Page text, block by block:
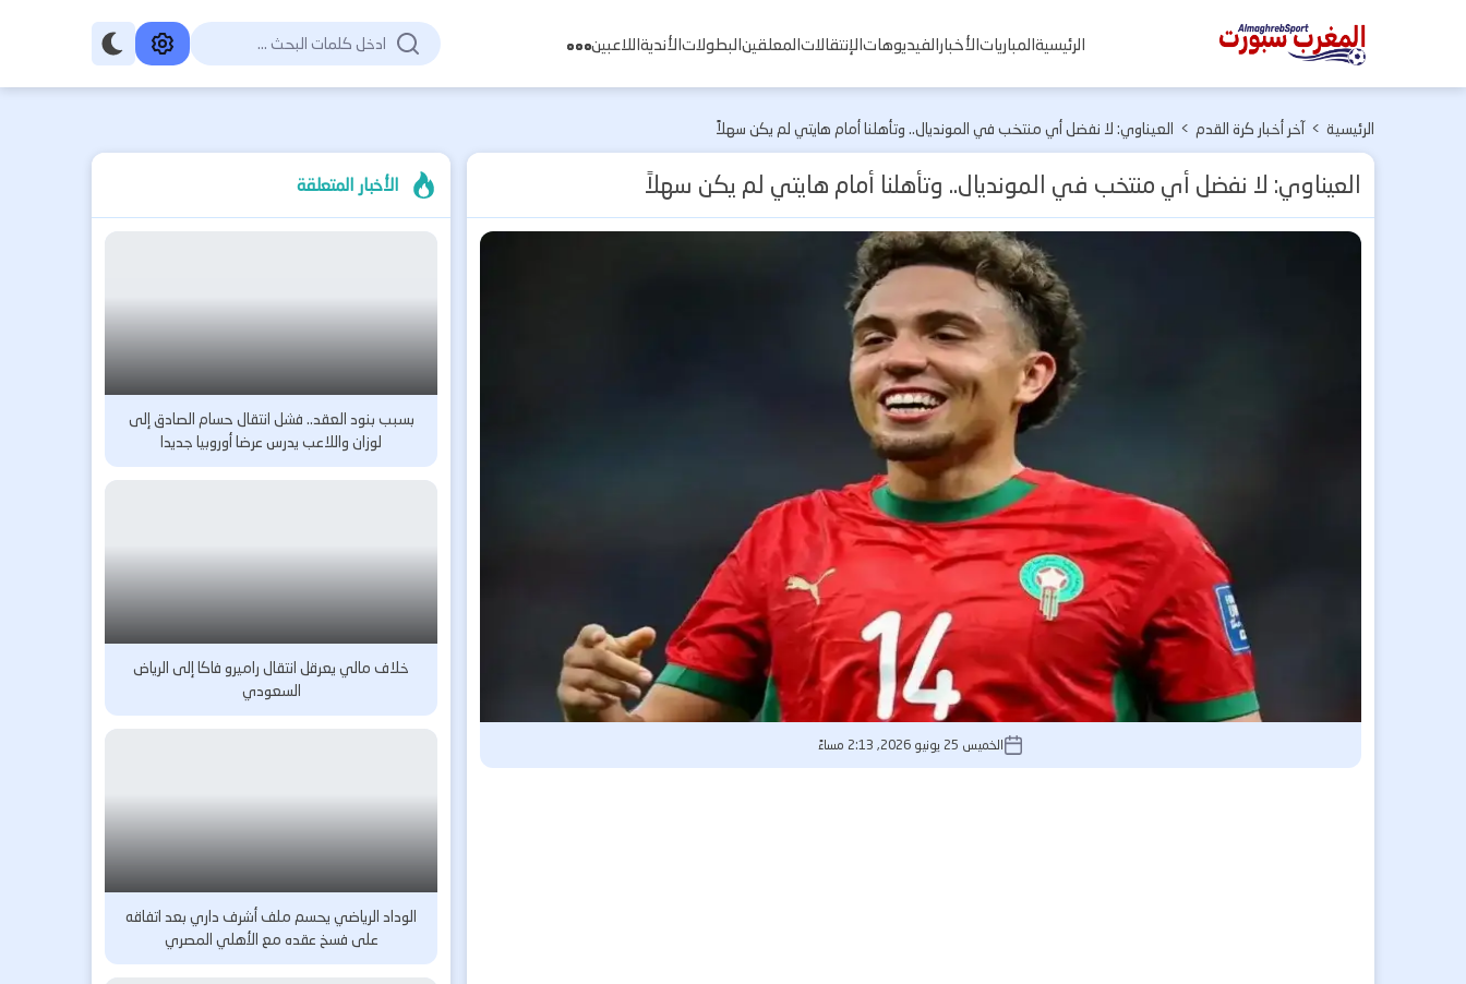
المغرب
الرئيسيةالمبارياتالأخبارالفيديوهاتالإنتقالاتالمعلقينالبطولاتالأنديةاللاعبين
الرئيسية > آخر أخبار كرة القدم > العيناوي: لا نفضل أي منتخب في المونديال.. وتأهلنا أمام هايتي لم يكن سهلاً
العيناوي: لا نفضل أي منتخب في المونديال.. وتأهلنا أمام هايتي لم يكن سهلاً
الخميس 25 يونيو 2026, 2:13 مساءً
الأخبار المتعلقة
بسبب بنود العقد.. فشل انتقال حسام الصادق إلى
لوزان واللاعب يدرس عرضا أوروبيا جديدا
خلاف مالي يعرقل انتقال راميرو فاكا إلى الرياض
السعودي
الوداد الرياضي يحسم ملف أشرف داري بعد اتفاقه
على فسخ عقده مع الأهلي المصري